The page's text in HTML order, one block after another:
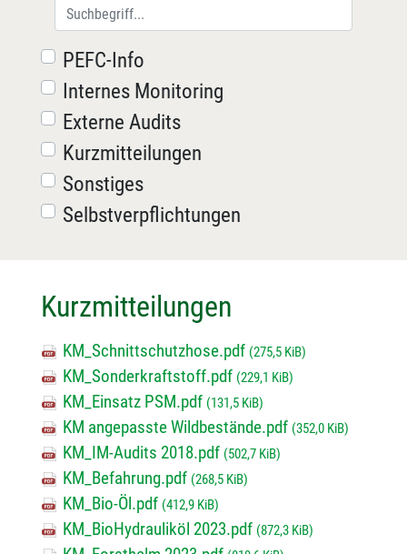
PEFC-Info
Internes Monitoring
Externe Audits
Kurzmitteilungen
Sonstiges
Selbstverpflichtungen
Kurzmitteilungen
KM_Schnittschutzhose.pdf (275,5 KiB)
KM_Sonderkraftstoff.pdf (229,1 KiB)
KM_Einsatz PSM.pdf (131,5 KiB)
KM angepasste Wildbestände.pdf (352,0 KiB)
KM_IM-Audits 2018.pdf (502,7 KiB)
KM_Befahrung.pdf (268,5 KiB)
KM_Bio-Öl.pdf (412,9 KiB)
KM_BioHydrauliköl 2023.pdf (872,3 KiB)